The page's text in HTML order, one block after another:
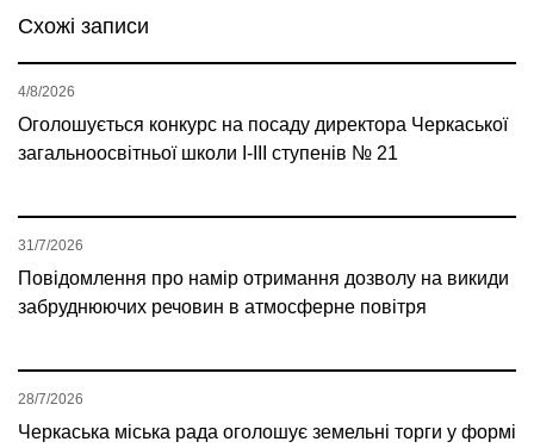
Схожі записи
Оголошується конкурс на посаду директора Черкаської
загальноосвітньої школи І-ІІІ ступенів № 21
4/8/2026
Повідомлення про намір отримання дозволу на викиди
забруднюючих речовин в атмосферне повітря
31/7/2026
Черкаська міська рада оголошує земельні торги у формі
28/7/2026